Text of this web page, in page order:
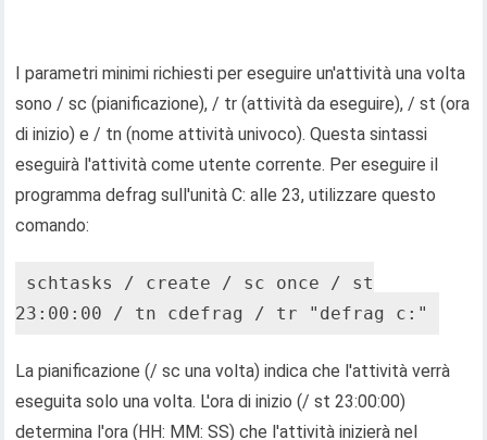
I parametri minimi richiesti per eseguire un'attività una volta
sono / sc (pianificazione), / tr (attività da eseguire), / st (ora
di inizio) e / tn (nome attività univoco). Questa sintassi
eseguirà l'attività come utente corrente. Per eseguire il
programma defrag sull'unità C: alle 23, utilizzare questo
comando:
schtasks / create / sc once / st
23:00:00 / tn cdefrag / tr "defrag c:"
La pianificazione (/ sc una volta) indica che l'attività verrà
eseguita solo una volta. L'ora di inizio (/ st 23:00:00)
determina l'ora (HH: MM: SS) che l'attività inizierà nel